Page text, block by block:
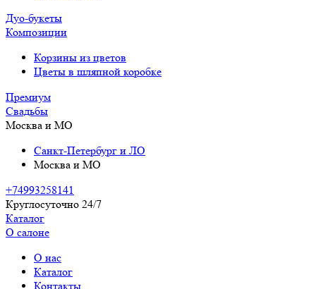
Дуо-букеты
Композиции
Корзины из цветов
Цветы в шляпной коробке
Премиум
Свадьбы
Москва и МО
Санкт-Петербург и ЛО
Москва и МО
+74993258141
Круглосуточно 24/7
Каталог
О салоне
О нас
Каталог
Контакты